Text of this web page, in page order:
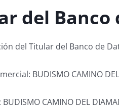
del Banco
del Titular del Banco de
BUDISMO CAMINO
CAMINO DEL